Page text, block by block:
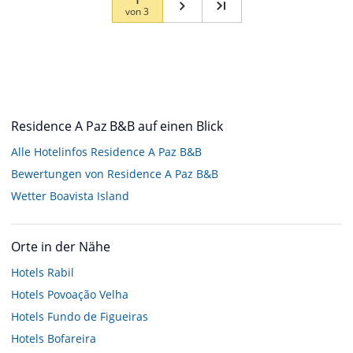
von3
Residence A Paz B&B auf einen Blick
Alle Hotelinfos Residence A Paz B&B
Bewertungen von Residence A Paz B&B
Wetter Boavista Island
Orte in der Nähe
Hotels Rabil
Hotels Povoação Velha
Hotels Fundo de Figueiras
Hotels Bofareira